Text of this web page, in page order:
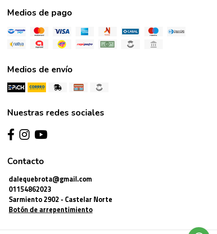
Medios de pago
Medios de envío
Nuestras redes sociales
Contacto
dalequebrota@gmail.com
01154862023
Sarmiento 2902 - Castelar Norte
Botón de arrepentimiento